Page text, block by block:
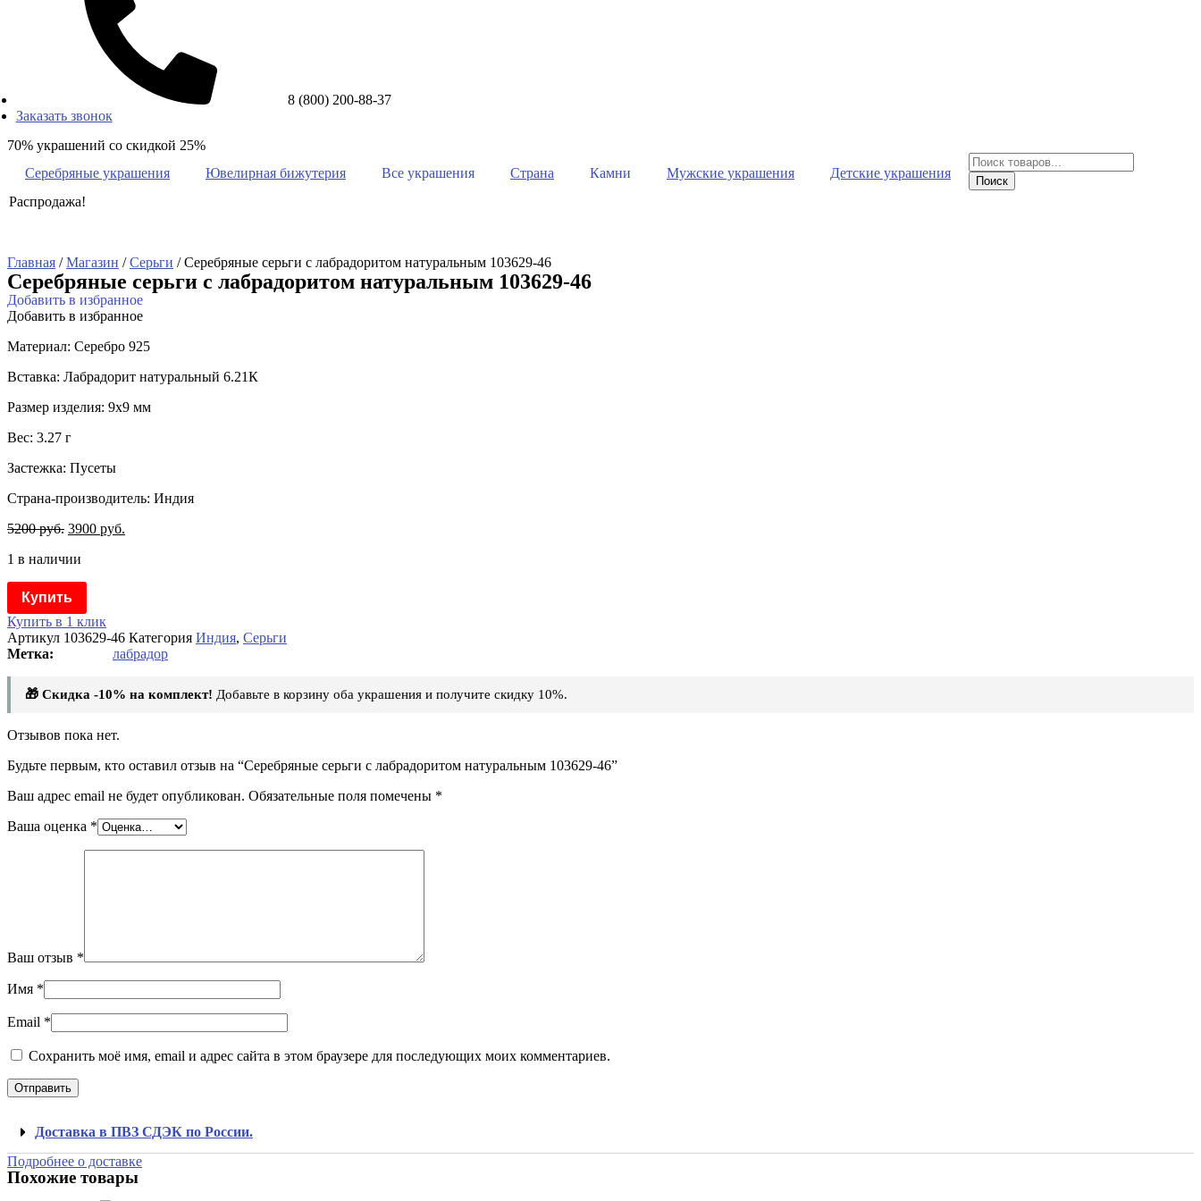
8 (800) 200-88-37
Заказать звонок
70% украшений со скидкой 25%
Серебряные украшения
Ювелирная бижутерия Все украшения Страна Камни Мужские украшения Детские украшения
Поиск
товаров
Поиск
Распродажа!
Главная /Магазин /Серьги / Серебряные серьги с лабрадоритом натуральным 103629-46
Серебряные серьги с лабрадоритом натуральным 103629-46
Добавить в избранное
Добавить в избранное
Материал: Серебро 925
Вставка: Лабрадорит натуральный 6.21К
Размер изделия: 9х9 мм
Вес: 3.27 г
Застежка: Пусеты
Страна-производитель: Индия
5200руб. 3900 руб.
1 в наличии
Купить
Купить в 1 клик
Артикул 103629-46 Категория Индия, Серьги
лабрадор
🎁 Скидка -10% на комплект! Добавьте в корзину оба украшения и получите скидку 10%.
Отзывов пока нет.
Будьте первым, кто оставил отзыв на “Серебряные серьги с лабрадоритом натуральным 103629-46”
Ваш адрес email не будет опубликован. Обязательные поля помечены *
Ваша оценка *
Ваш отзыв *
Имя *
Email *
Сохранить моё имя, email и адрес сайта в этом браузере для последующих моих комментариев.
Доставка в ПВЗ СДЭК по России.
Подробнее о доставке
Похожие товары